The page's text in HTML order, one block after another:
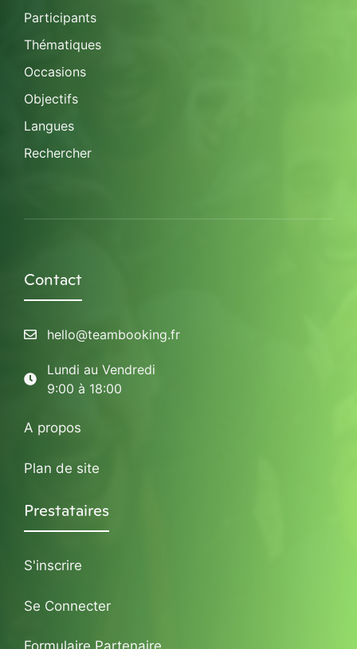
Participants
Thématiques
Occasions
Objectifs
Langues
Rechercher
Contact
hello@teambooking.fr
Lundi au Vendredi
9:00 à 18:00
A propos
Plan de site
Prestataires
S'inscrire
Se Connecter